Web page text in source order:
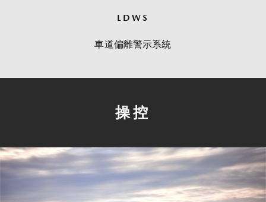
LDWS
車道偏離警示系統
操控